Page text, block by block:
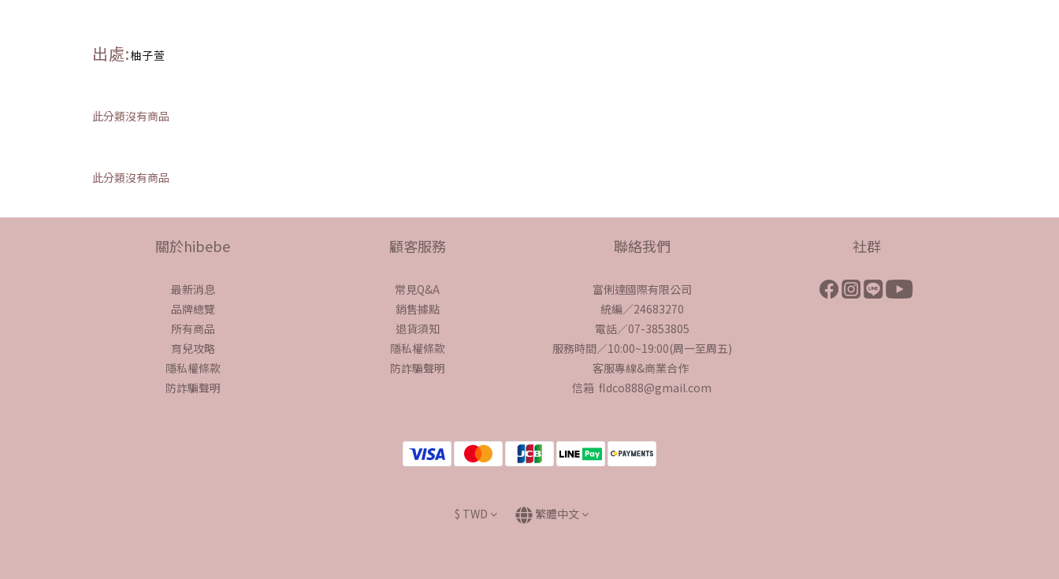
出處:柚子萱
此分類沒有商品
此分類沒有商品
關於hibebe
最新消息
品牌總覽
所有商品
育兒攻略
隱私權條款
防詐騙聲明
顧客服務
常見Q&A
銷售據點
退貨須知
隱私權條款
防詐騙聲明
聯絡我們
富俐達國際有限公司
統編／24683270
電話／07-3853805
服務時間／10:00~19:00(周一至周五)
客服專線&商業合作
信箱 fldco888@gmail.com
社群
$ TWD 繁體中文